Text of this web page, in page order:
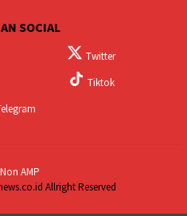
SOCIAL
Twitter
Tiktok
AMP
Allright Reserved